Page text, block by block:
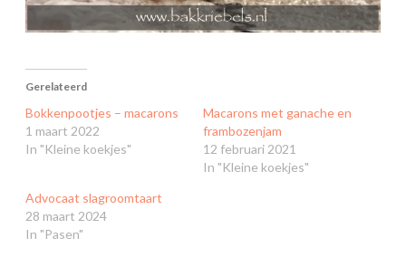
Gerelateerd
Bokkenpootjes – macarons
1 maart 2022
In "Kleine koekjes"
Macarons met ganache en
frambozenjam
12 februari 2021
In "Kleine koekjes"
Advocaat slagroomtaart
28 maart 2024
In "Pasen"